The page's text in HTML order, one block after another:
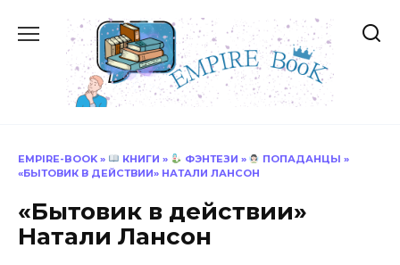
содержанию
EMPIRE-BOOK » КНИГИ » ФЭНТЕЗИ » ПОПАДАНЦЫ »
«БЫТОВИК В ДЕЙСТВИИ» НАТАЛИ ЛАНСОН
«Бытовик в действии»
Натали Лансон